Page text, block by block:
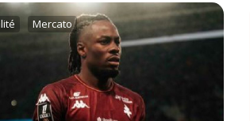
Mercato